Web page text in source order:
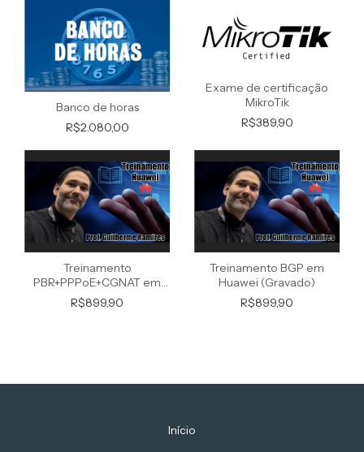
Banco de horas
R$2.080,00
Exame de certificação
MikroTik
R$389,90
Treinamento
PBR+PPPoE+CGNAT em
Huawei (Gravado)
R$899,90
Treinamento BGP em
Huawei (Gravado)
R$899,90
Início